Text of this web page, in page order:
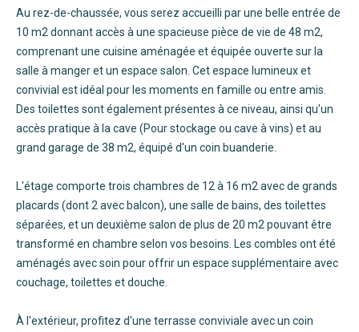
Au rez-de-chaussée, vous serez accueilli par une belle entrée de
10 m2 donnant accès à une spacieuse pièce de vie de 48 m2,
comprenant une cuisine aménagée et équipée ouverte sur la
salle à manger et un espace salon. Cet espace lumineux et
convivial est idéal pour les moments en famille ou entre amis.
Des toilettes sont également présentes à ce niveau, ainsi qu'un
accès pratique à la cave (Pour stockage ou cave à vins) et au
grand garage de 38 m2, équipé d'un coin buanderie.
L'étage comporte trois chambres de 12 à 16 m2 avec de grands
placards (dont 2 avec balcon), une salle de bains, des toilettes
séparées, et un deuxième salon de plus de 20 m2 pouvant être
transformé en chambre selon vos besoins. Les combles ont été
aménagés avec soin pour offrir un espace supplémentaire avec
couchage, toilettes et douche.
À l'extérieur, profitez d'une terrasse conviviale avec un coin